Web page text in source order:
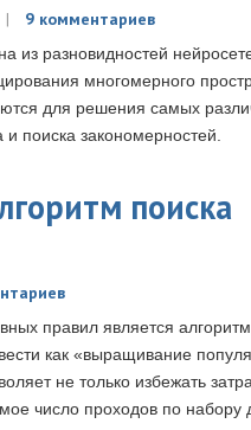
9 комментариев
из разновидностей
многомерного
для решения самых
поиска закономерностей.
поиска
правил является
как «выращивание
не только избежать
число проходов по набору